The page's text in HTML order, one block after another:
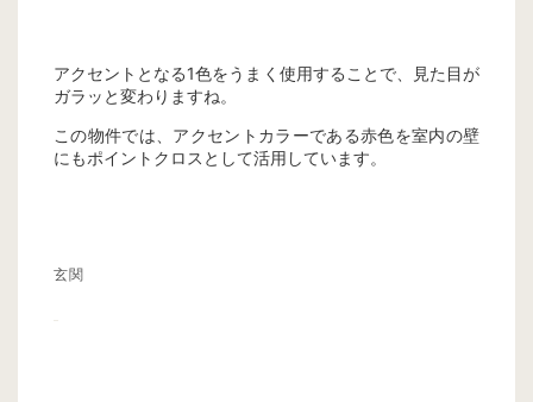
アクセントとなる1色をうまく使用することで、見た目が
ガラッと変わりますね。
この物件では、アクセントカラーである赤色を室内の壁
にもポイントクロスとして活用しています。
玄関